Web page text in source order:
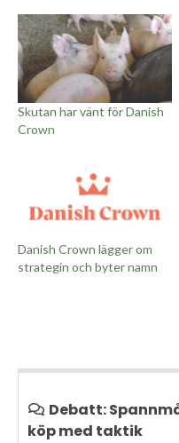
Skutan har vänt för Danish
Crown
Danish Crown lägger om
strategin och byter namn
Debatt:
köp med taktik